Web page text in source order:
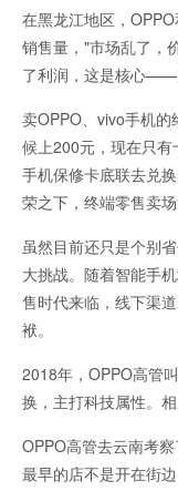
在黑龙江地区，
销售量，"市场乱了，
了利润，这是核心——
卖OPPO、vivo手机
候上200元，现在只
手机保修卡底联去兑
荣之下，终端零售卖
虽然目前还只是个别
大挑战。随着智能手
售时代来临，线下渠
袱。
2018年，OPPO高管
换，主打科技属性。
OPPO高管去云南考
最早的店不是开在街边